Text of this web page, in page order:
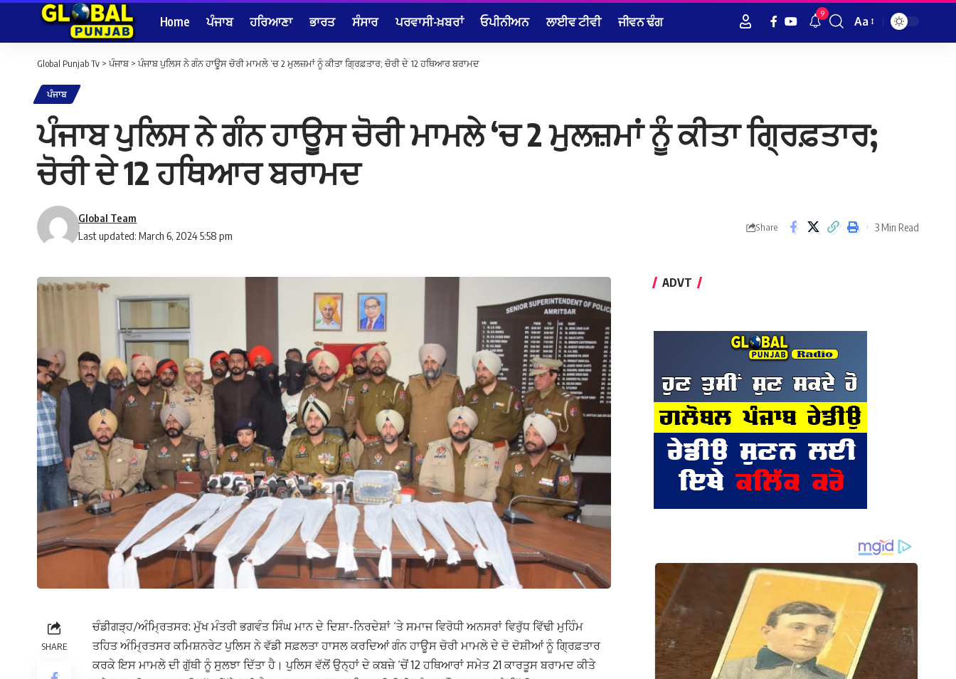
Home ਪੰਜਾਬ ਹਰਿਆਣਾ ਭਾਰਤ ਸੰਸਾਰ ਪਰਵਾਸੀ-ਖ਼ਬਰਾਂ ਓਪੀਨੀਅਨ ਲਾਈਵ ਟੀਵੀ ਜੀਵਨ ਢੰਗ 9
Font
Aa
Global Punjab Tv > ਪੰਜਾਬ> ਪੰਜਾਬ ਪੁਲਿਸ ਨੇ ਗੰਨ ਹਾਊਸ ਚੋਰੀ ਮਾਮਲੇ ‘ਚ 2 ਮੁਲਜ਼ਮਾਂ ਨੂੰ ਕੀਤਾ ਗ੍ਰਿਫ਼ਤਾਰ; ਚੋਰੀ ਦੇ 12 ਹਥਿਆਰ ਬਰਾਮਦ
ਪੰਜਾਬ
ਪੰਜਾਬ ਪੁਲਿਸ ਨੇ ਗੰਨ ਹਾਊਸ ਚੋਰੀ ਮਾਮਲੇ ‘ਚ 2 ਮੁਲਜ਼ਮਾਂ ਨੂੰ ਕੀਤਾ ਗ੍ਰਿਫ਼ਤਾਰ;
ਚੋਰੀ ਦੇ 12 ਹਥਿਆਰ ਬਰਾਮਦ
Last updated: March 6, 2024 5:58 pm
Global Team
Share 3 Min Read
SHARE
ਚੰਡੀਗੜ੍ਹ/ਅੰਮ੍ਰਿਤਸਰ: ਮੁੱਖ ਮੰਤਰੀ ਭਗਵੰਤ ਸਿੰਘ ਮਾਨ ਦੇ ਦਿਸ਼ਾ-ਨਿਰਦੇਸ਼ਾਂ ‘ਤੇ ਸਮਾਜ ਵਿਰੋਧੀ ਅਨਸਰਾਂ ਵਿਰੁੱਧ ਵਿੱਢੀ ਮੁਹਿੰਮ
ਤਹਿਤ ਅੰਮ੍ਰਿਤਸਰ ਕਮਿਸ਼ਨਰੇਟ ਪੁਲਿਸ ਨੇ ਵੱਡੀ ਸਫ਼ਲਤਾ ਹਾਸਲ ਕਰਦਿਆਂ ਗੰਨ ਹਾਊਸ ਚੋਰੀ ਮਾਮਲੇ ਦੇ ਦੋ ਦੋਸ਼ੀਆਂ ਨੂੰ ਗ੍ਰਿਫ਼ਤਾਰ
ਕਰਕੇ ਇਸ ਮਾਮਲੇ ਦੀ ਗੁੱਥੀ ਨੂੰ ਸੁਲਝਾ ਦਿੱਤਾ ਹੈ। ਪੁਲਿਸ ਵੱਲੋਂ ਉਨ੍ਹਾਂ ਦੇ ਕਬਜ਼ੇ ‘ਚੋਂ 12 ਹਥਿਆਰਾਂ ਸਮੇਤ 21 ਕਾਰਤੂਸ ਬਰਾਮਦ ਕੀਤੇ
ADVT